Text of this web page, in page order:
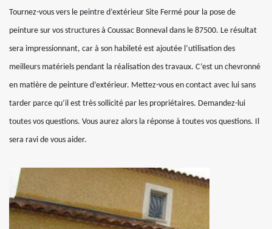
Tournez-vous vers le peintre d’extérieur Site Fermé pour la pose de
peinture sur vos structures à Coussac Bonneval dans le 87500. Le résultat
sera impressionnant, car à son habileté est ajoutée l’utilisation des
meilleurs matériels pendant la réalisation des travaux. C’est un chevronné
en matière de peinture d’extérieur. Mettez-vous en contact avec lui sans
tarder parce qu’il est très sollicité par les propriétaires. Demandez-lui
toutes vos questions. Vous aurez alors la réponse à toutes vos questions. Il
sera ravi de vous aider.